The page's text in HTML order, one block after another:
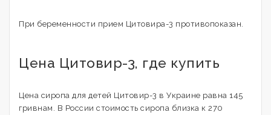
При беременности прием Цитовира-3 противопоказан.
Цена Цитовир-3, где купить
Цена сиропа для детей Цитовир-3 в Украине равна 145
гривнам. В России стоимость сиропа близка к 270